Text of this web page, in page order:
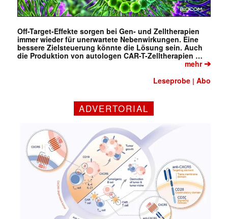
Off-Target-Effekte sorgen bei Gen- und Zelltherapien
immer wieder für unerwartete Nebenwirkungen. Eine
bessere Zielsteuerung könnte die Lösung sein. Auch
die Produktion von autologen CAR-T-Zelltherapien …
mehr➔
Leseprobe |Abo
ADVERTORIAL